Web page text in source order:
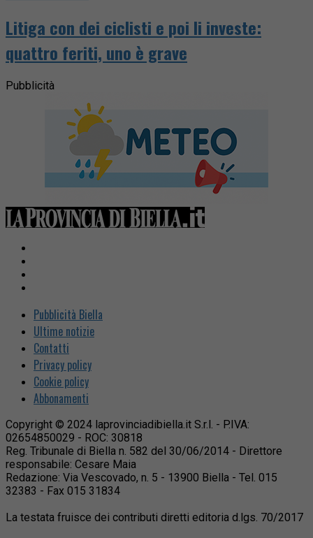
Litiga con dei ciclisti e poi li investe:
quattro feriti, uno è grave
Pubblicità
Pubblicità Biella
Ultime notizie
Contatti
Privacy policy
Cookie policy
Abbonamenti
Copyright © 2024 laprovinciadibiella.it S.r.l. - P.IVA:
02654850029 - ROC: 30818
Reg. Tribunale di Biella n. 582 del 30/06/2014 - Direttore
responsabile: Cesare Maia
Redazione: Via Vescovado, n. 5 - 13900 Biella - Tel. 015
32383 - Fax 015 31834
La testata fruisce dei contributi diretti editoria d.lgs. 70/2017